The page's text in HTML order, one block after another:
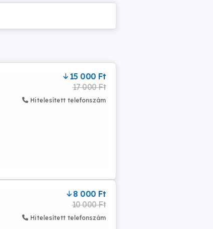
15 000 Ft
17 000 Ft
Hitelesített telefonszám
8 000 Ft
10 000 Ft
Hitelesített telefonszám